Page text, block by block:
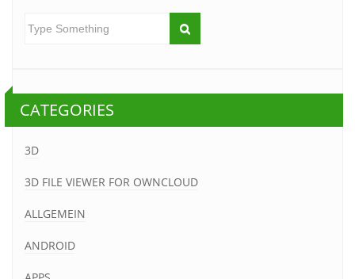
CATEGORIES
3D
3D FILE VIEWER FOR OWNCLOUD
ALLGEMEIN
ANDROID